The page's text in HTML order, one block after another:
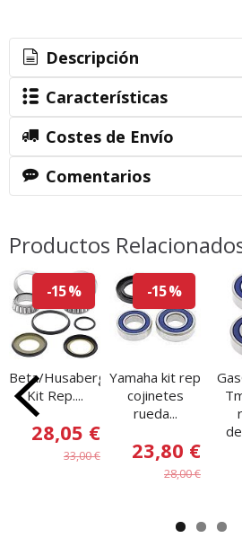
Descripción
Características
Costes de Envío
Comentarios
Productos
-15 %
Beta/Husaberg/Husqvarna/Ktm
Kit Rep....
28,05 €
33,00 €
-15 %
Yamaha kit rep
cojinetes
rueda...
23,80 €
28,00 €